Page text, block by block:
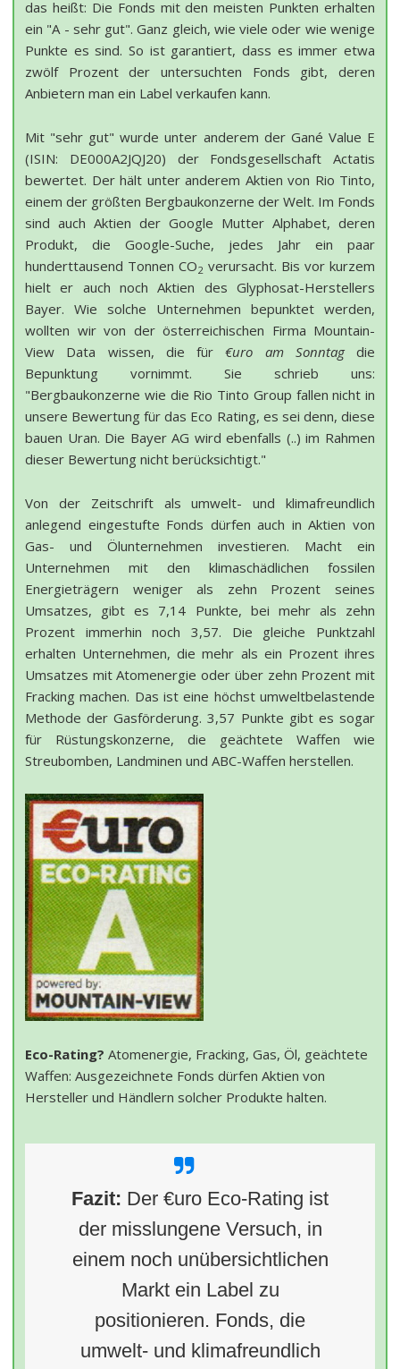
das heißt: Die Fonds mit den meisten Punkten erhalten
ein "A - sehr gut". Ganz gleich, wie viele oder wie wenige
Punkte es sind. So ist garantiert, dass es immer etwa
zwölf Prozent der untersuchten Fonds gibt, deren
Anbietern man ein Label verkaufen kann.
Mit "sehr gut" wurde unter anderem der Gané Value E
(ISIN: DE000A2JQJ20) der Fondsgesellschaft Actatis
bewertet. Der hält unter anderem Aktien von Rio Tinto,
einem der größten Bergbaukonzerne der Welt. Im Fonds
sind auch Aktien der Google Mutter Alphabet, deren
Produkt, die Google-Suche, jedes Jahr ein paar
hunderttausend Tonnen CO2 verursacht. Bis vor kurzem
hielt er auch noch Aktien des Glyphosat-Herstellers
Bayer. Wie solche Unternehmen bepunktet werden,
wollten wir von der österreichischen Firma Mountain-
View Data wissen, die für€uro am Sonntagdie
Bepunktung vornimmt. Sie schrieb uns:
"Bergbaukonzerne wie die Rio Tinto Group fallen nicht in
unsere Bewertung für das Eco Rating, es sei denn, diese
bauen Uran. Die Bayer AG wird ebenfalls (..) im Rahmen
dieser Bewertung nicht berücksichtigt."
Von der Zeitschrift als umwelt- und klimafreundlich
anlegend eingestufte Fonds dürfen auch in Aktien von
Gas- und Ölunternehmen investieren. Macht ein
Unternehmen mit den klimaschädlichen fossilen
Energieträgern weniger als zehn Prozent seines
Umsatzes, gibt es 7,14 Punkte, bei mehr als zehn
Prozent immerhin noch 3,57. Die gleiche Punktzahl
erhalten Unternehmen, die mehr als ein Prozent ihres
Umsatzes mit Atomenergie oder über zehn Prozent mit
Fracking machen. Das ist eine höchst umweltbelastende
Methode der Gasförderung. 3,57 Punkte gibt es sogar
für Rüstungskonzerne, die geächtete Waffen wie
Streubomben, Landminen und ABC-Waffen herstellen.
Eco-Rating? Atomenergie, Fracking, Gas, Öl, geächtete
Waffen: Ausgezeichnete Fonds dürfen Aktien von
Hersteller und Händlern solcher Produkte halten.
Fazit: Der €uro Eco-Rating ist
der misslungene Versuch, in
einem noch unübersichtlichen
Markt ein Label zu
positionieren. Fonds, die
umwelt- und klimafreundlich